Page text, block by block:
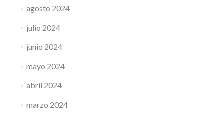
agosto 2024
julio 2024
junio 2024
mayo 2024
abril 2024
marzo 2024